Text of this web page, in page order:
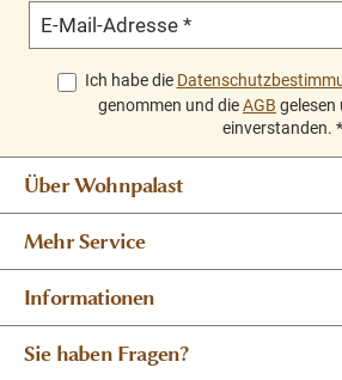
E-Mail-Adresse *
Ich habe die
genommen und dieAGB gelesen
einverstanden. *
Über Wohnpalast
Mehr Service
Informationen
Sie haben Fragen?